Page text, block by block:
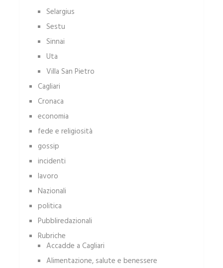
Selargius
Sestu
Sinnai
Uta
Villa San Pietro
Cagliari
Cronaca
economia
fede e religiosità
gossip
incidenti
lavoro
Nazionali
politica
Pubbliredazionali
Rubriche
Accadde a Cagliari
Alimentazione, salute e benessere